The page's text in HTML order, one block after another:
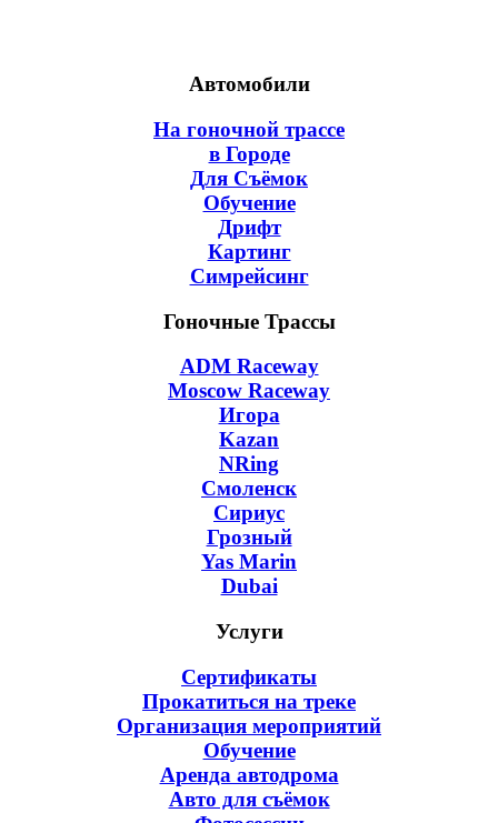
Автомобили
На гоночной трассе
в Городе
Для Съёмок
Обучение
Дрифт
Картинг
Симрейсинг
Гоночные Трассы
ADM Raceway
Moscow Raceway
Игора
Kazan
NRing
Смоленск
Сириус
Грозный
Yas Marin
Dubai
Услуги
Сертификаты
Прокатиться на треке
Организация мероприятий
Обучение
Аренда автодрома
Авто для съёмок